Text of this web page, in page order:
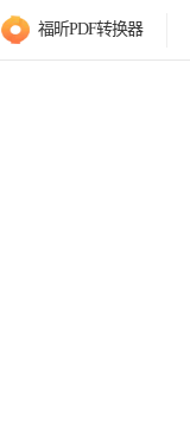
福昕PDF转换器